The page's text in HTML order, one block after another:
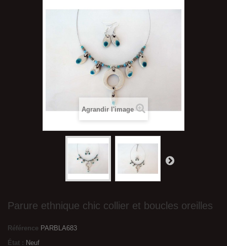
Agrandir l'image
Parure ethnique chic collier et boucles oreilles
Référence PARBLA683
État : Neuf